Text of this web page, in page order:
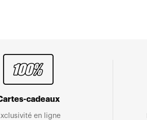
cadeaux
en ligne